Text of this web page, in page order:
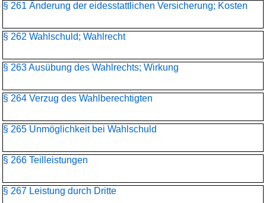
§ 261 Änderung der eidesstattlichen Versicherung; Kosten
§ 262 Wahlschuld; Wahlrecht
§ 263 Ausübung des Wahlrechts; Wirkung
§ 264 Verzug des Wahlberechtigten
§ 265 Unmöglichkeit bei Wahlschuld
§ 266 Teilleistungen
§ 267 Leistung durch Dritte